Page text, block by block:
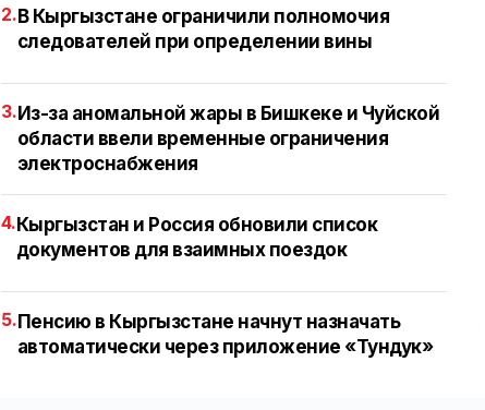
2. В Кыргызстане ограничили полномочия
следователей при определении вины
3.Из-за аномальной жары в Бишкеке и Чуйской
области ввели временные ограничения
электроснабжения
4.Кыргызстан и Россия обновили список
документов для взаимных поездок
5.Пенсию в Кыргызстане начнут назначать
автоматически через приложение «Тундук»